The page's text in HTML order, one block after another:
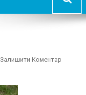
Залишити КоментарOn